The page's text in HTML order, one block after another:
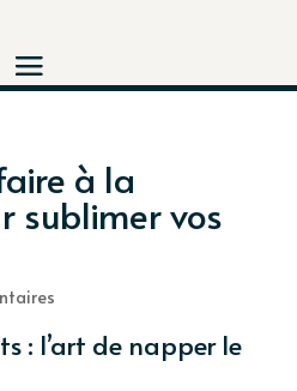
à la
sublimer vos
: l’art de napper le